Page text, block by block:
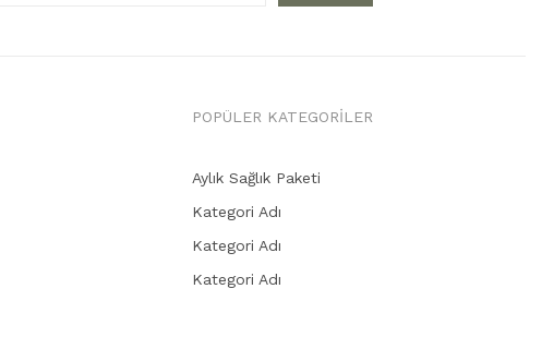
POPÜLER KATEGORİLER
Aylık Sağlık Paketi
Kategori Adı
Kategori Adı
Kategori Adı